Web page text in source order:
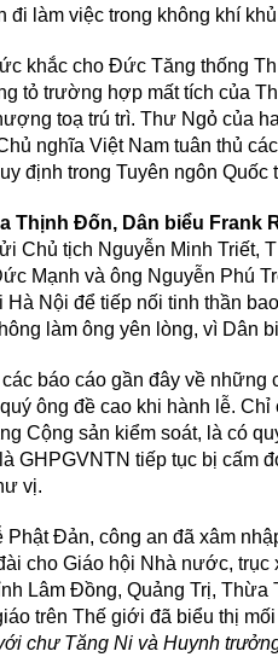
đi làm việc trong không khí
khắc cho Đức Tăng thống
tỏ trường hợp mất tích của
toạ trú trì. Thư Ngỏ của
nghĩa Việt Nam tuân thủ
định trong Tuyên ngôn
Thịnh Đốn, Dân biểu Frank
Chủ tịch Nguyễn Minh Triết,
Mạnh và ông Nguyễn Phú
Hà Nội để tiếp nối tinh thần
làm ông yên lòng, vì Dân
báo cáo gần đây về
ông đề cao khi hành lễ.
Cộng sản kiểm soát, là có
GHPGVNTN tiếp tục bị cấm
vị.
Đản, công an đã xâm
cho Giáo hội Nhà nước,
Lâm Đồng, Quảng Trị,
trên Thế giới đã biểu thị
chư Tăng Ni và Huynh